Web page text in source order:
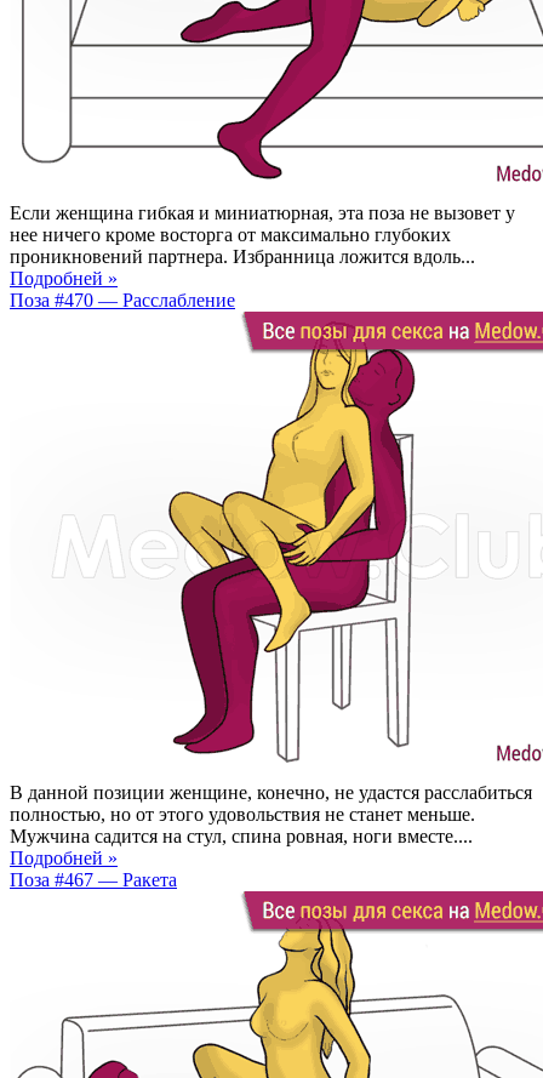
Если женщина гибкая и миниатюрная, эта поза не вызовет у
нее ничего кроме восторга от максимально глубоких
проникновений партнера. Избранница ложится вдоль...
Подробней »
Поза #470 — Расслабление
В данной позиции женщине, конечно, не удастся расслабиться
полностью, но от этого удовольствия не станет меньше.
Мужчина садится на стул, спина ровная, ноги вместе....
Подробней »
Поза #467 — Ракета